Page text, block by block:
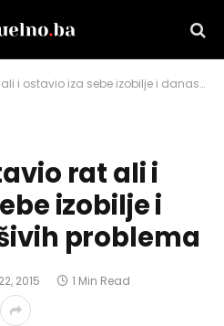
iza sebe izobilje i danas nerješivih problema
rat ali i
izobilje i
problema
2015 1 Min Read